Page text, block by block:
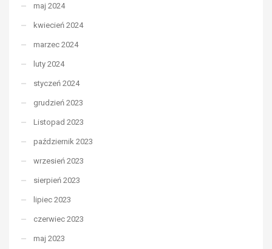
maj 2024
kwiecień 2024
marzec 2024
luty 2024
styczeń 2024
grudzień 2023
Listopad 2023
październik 2023
wrzesień 2023
sierpień 2023
lipiec 2023
czerwiec 2023
maj 2023